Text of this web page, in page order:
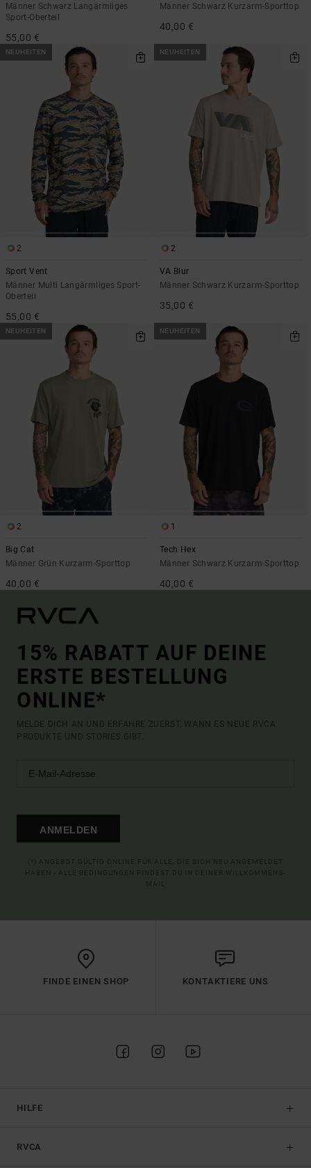
Männer Schwarz Langärmliges
Sport-Oberteil
55,00 €
Männer Schwarz Kurzarm-Sporttop
40,00 €
NEUHEITEN
2
Sport Vent
Männer Multi Langärmliges Sport-
Oberteil
55,00 €
NEUHEITEN
2
VA Blur
Männer Schwarz Kurzarm-Sporttop
35,00 €
NEUHEITEN
2
Big Cat
Männer Grün Kurzarm-Sporttop
40,00 €
NEUHEITEN
1
Tech Hex
Männer Schwarz Kurzarm-Sporttop
40,00 €
15% RABATT AUF DEINE
ERSTE BESTELLUNG
ONLINE*
MELDE DICH AN UND ERFAHRE ZUERST, WANN ES NEUE RVCA
PRODUKTE UND STORIES GIBT.
ANMELDEN
FINDE EINEN SHOP KONTAKTIERE UNS
HILFE
RVCA